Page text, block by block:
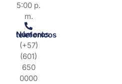
5:00 p.
m.
Números telefonicos
(+57)
(601)
650
0000